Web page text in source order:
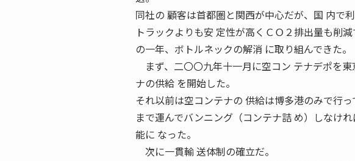
同社の 顧客は首都圏と関西が中心だが、国 内で
トラックよりも安 定性が高くＣＯ２排出量も削
の一年、ボトルネックの解消 に取り組んできた。
まず、二〇〇九年十一月に空コン テナデポを
ナの供給 を開始した。
それ以前は空コンテナの 供給は博多港のみで行
まで運んでバンニング（コンテナ詰 め）しなけ
能に なった。
次に一貫輸 送体制の確立だ。